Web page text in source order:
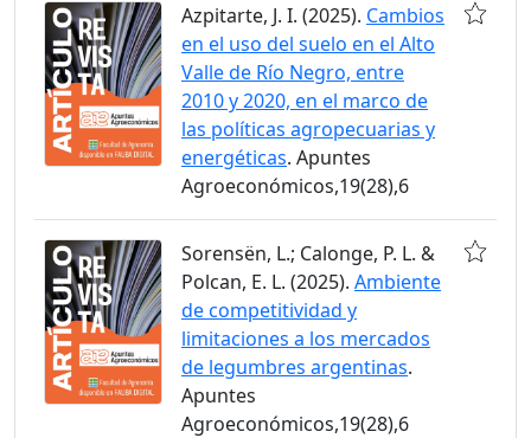
Azpitarte, J. I. (2025). Cambios
en el uso del suelo en el Alto
Valle de Río Negro, entre
2010 y 2020, en el marco de
las políticas agropecuarias y
energéticas. Apuntes
Agroeconómicos,19(28),6
Sorensën, L.; Calonge, P. L. &
Polcan, E. L. (2025). Ambiente
de competitividad y
limitaciones a los mercados
de legumbres argentinas.
Apuntes
Agroeconómicos,19(28),6